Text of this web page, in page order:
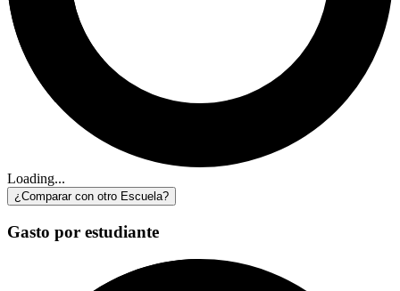
Loading...
¿Comparar con otro Escuela?
Gasto por estudiante